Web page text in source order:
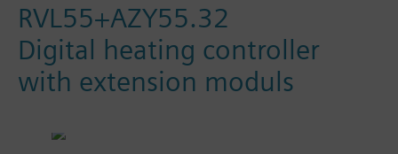
RVL55+AZY55.32
Digital heating controller
with extension moduls